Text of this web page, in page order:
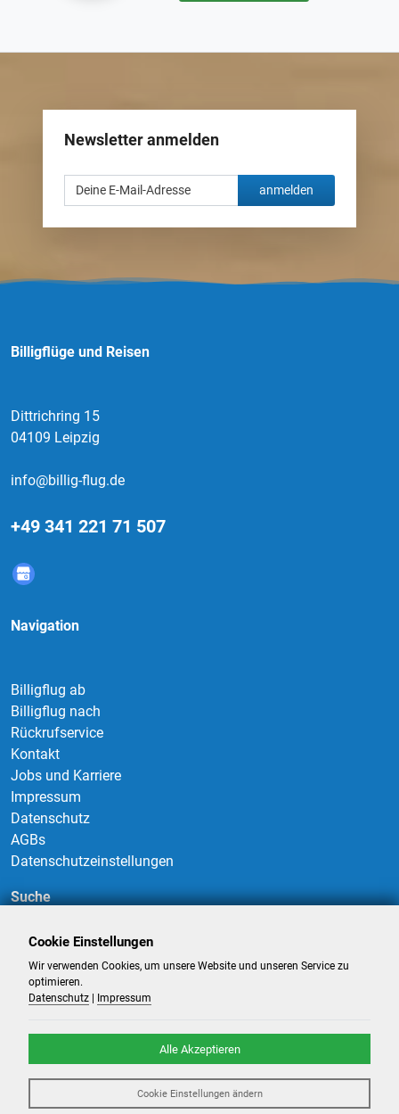
Newsletter anmelden
anmelden
Billigflüge und Reisen
Dittrichring 15
04109 Leipzig
info@billig-flug.de
+49 341 221 71 507
Navigation
Billigflug ab
Billigflug nach
Rückrufservice
Kontakt
Jobs und Karriere
Impressum
Datenschutz
AGBs
Datenschutzeinstellungen
Suche
Suchen
Billigflüge und Reisen- Alle Rechte reserviert. -
Cookie Einstellungen
Wir verwenden Cookies, um unsere Website und unseren Service zu
optimieren.
Datenschutz
Impressum
Alle Akzeptieren
Cookie Einstellungen ändern